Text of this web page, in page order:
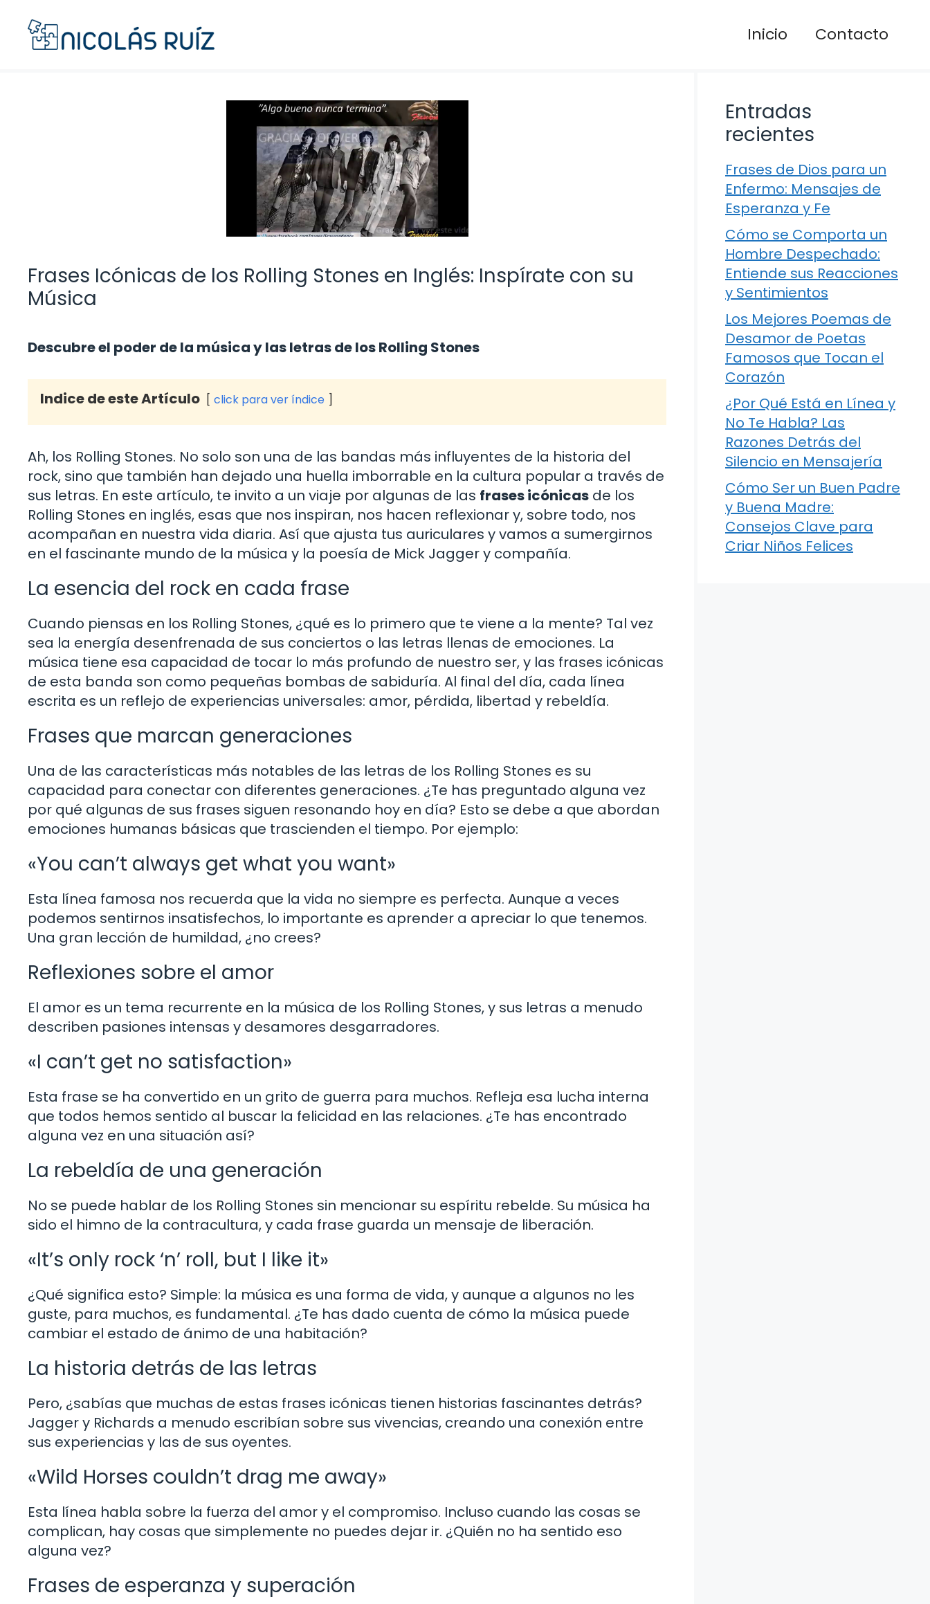
contenido
Inicio Contacto
Frases Icónicas de los Rolling Stones en Inglés: Inspírate con su
Música
Descubre el poder de la música y las letras de los Rolling Stones
Indice de este Artículo click para ver índice
Ah, los Rolling Stones. No solo son una de las bandas más influyentes de la historia del
rock, sino que también han dejado una huella imborrable en la cultura popular a través de
sus letras. En este artículo, te invito a un viaje por algunas de las frases icónicas de los
Rolling Stones en inglés, esas que nos inspiran, nos hacen reflexionar y, sobre todo, nos
acompañan en nuestra vida diaria. Así que ajusta tus auriculares y vamos a sumergirnos
en el fascinante mundo de la música y la poesía de Mick Jagger y compañía.
La esencia del rock en cada frase
Cuando piensas en los Rolling Stones, ¿qué es lo primero que te viene a la mente? Tal vez
sea la energía desenfrenada de sus conciertos o las letras llenas de emociones. La
música tiene esa capacidad de tocar lo más profundo de nuestro ser, y las frases icónicas
de esta banda son como pequeñas bombas de sabiduría. Al final del día, cada línea
escrita es un reflejo de experiencias universales: amor, pérdida, libertad y rebeldía.
Frases que marcan generaciones
Una de las características más notables de las letras de los Rolling Stones es su
capacidad para conectar con diferentes generaciones. ¿Te has preguntado alguna vez
por qué algunas de sus frases siguen resonando hoy en día? Esto se debe a que abordan
emociones humanas básicas que trascienden el tiempo. Por ejemplo:
«You can’t always get what you want»
Esta línea famosa nos recuerda que la vida no siempre es perfecta. Aunque a veces
podemos sentirnos insatisfechos, lo importante es aprender a apreciar lo que tenemos.
Una gran lección de humildad, ¿no crees?
Reflexiones sobre el amor
El amor es un tema recurrente en la música de los Rolling Stones, y sus letras a menudo
describen pasiones intensas y desamores desgarradores.
«I can’t get no satisfaction»
Esta frase se ha convertido en un grito de guerra para muchos. Refleja esa lucha interna
que todos hemos sentido al buscar la felicidad en las relaciones. ¿Te has encontrado
alguna vez en una situación así?
La rebeldía de una generación
No se puede hablar de los Rolling Stones sin mencionar su espíritu rebelde. Su música ha
sido el himno de la contracultura, y cada frase guarda un mensaje de liberación.
«It’s only rock ‘n’ roll, but I like it»
¿Qué significa esto? Simple: la música es una forma de vida, y aunque a algunos no les
guste, para muchos, es fundamental. ¿Te has dado cuenta de cómo la música puede
cambiar el estado de ánimo de una habitación?
La historia detrás de las letras
Pero, ¿sabías que muchas de estas frases icónicas tienen historias fascinantes detrás?
Jagger y Richards a menudo escribían sobre sus vivencias, creando una conexión entre
sus experiencias y las de sus oyentes.
«Wild Horses couldn’t drag me away»
Esta línea habla sobre la fuerza del amor y el compromiso. Incluso cuando las cosas se
complican, hay cosas que simplemente no puedes dejar ir. ¿Quién no ha sentido eso
alguna vez?
Frases de esperanza y superación
Entradas
recientes
Frases de Dios para un
Enfermo: Mensajes de
Esperanza y Fe
Cómo se Comporta un
Hombre Despechado:
Entiende sus Reacciones
y Sentimientos
Los Mejores Poemas de
Desamor de Poetas
Famosos que Tocan el
Corazón
¿Por Qué Está en Línea y
No Te Habla? Las
Razones Detrás del
Silencio en Mensajería
Cómo Ser un Buen Padre
y Buena Madre:
Consejos Clave para
Criar Niños Felices